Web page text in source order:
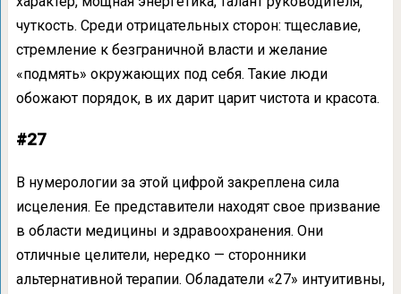
чуткость. Среди отрицательных сторон: тщеславие,
стремление к безграничной власти и желание
«подмять» окружающих под себя. Такие люди
обожают порядок, в их дарит царит чистота и красота.
#27
В нумерологии за этой цифрой закреплена сила
исцеления. Ее представители находят свое призвание
в области медицины и здравоохранения. Они
отличные целители, нередко — сторонники
альтернативной терапии. Обладатели «27» интуитивны,